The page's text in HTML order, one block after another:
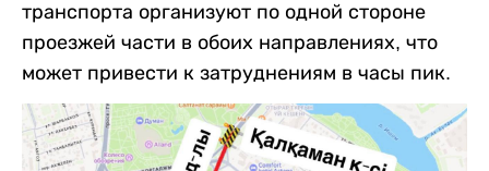
транспорта организуют по одной стороне
проезжей части в обоих направлениях, что
может привести к затруднениям в часы пик.